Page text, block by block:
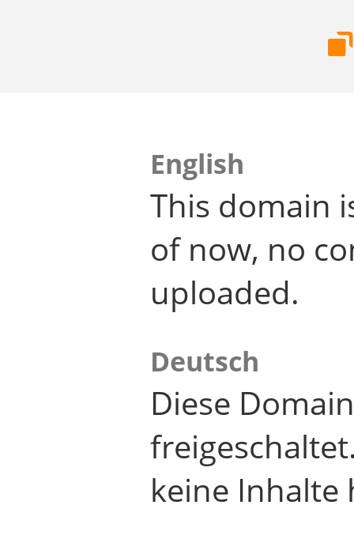
English
This domain
of now, no
uploaded.
Deutsch
Diese
keine Inhalte